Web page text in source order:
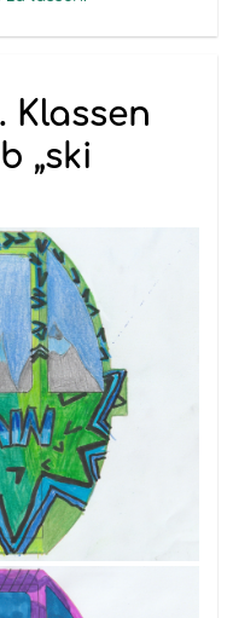
Klassen
„ski